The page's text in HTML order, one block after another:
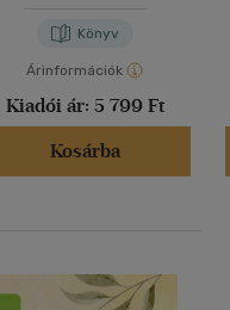
Könyv
Árinformációk
Kiadói ár: 5 799 Ft
Kosárba